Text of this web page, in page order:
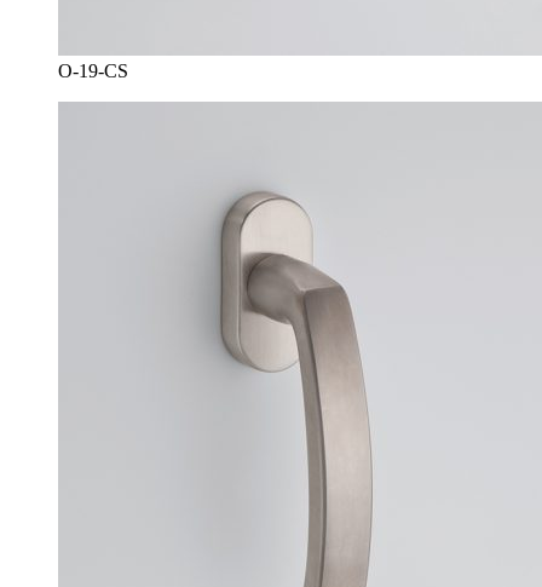
O-19-CS